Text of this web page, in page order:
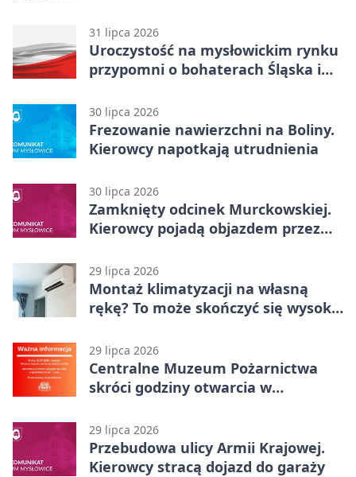
31 lipca 2026
Uroczystość na mysłowickim rynku
przypomni o bohaterach Śląska i
30 lipca 2026
Frezowanie nawierzchni na Boliny.
Kierowcy napotkają utrudnienia
30 lipca 2026
Zamknięty odcinek Murckowskiej.
Kierowcy pojadą objazdem przez
29 lipca 2026
Montaż klimatyzacji na własną
rękę? To może skończyć się wysoką
29 lipca 2026
Centralne Muzeum Pożarnictwa
skróci godziny otwarcia w
29 lipca 2026
Przebudowa ulicy Armii Krajowej.
Kierowcy stracą dojazd do garaży